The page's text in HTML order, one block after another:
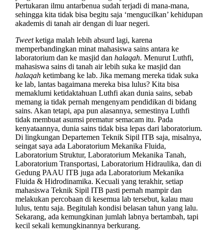
Pertukaran ilmu antarbenua sudah terjadi di mana-mana,
sehingga kita tidak bisa begitu saja ‘mengucilkan’ kehidupan
akademis di tanah air dengan di luar negeri.
Tweetketiga malah lebih absurd lagi, karena
memperbandingkan minat mahasiswa sains antara ke
laboratorium dan ke masjid dan halaqah. Menurut Luthfi,
mahasiswa sains di tanah air lebih suka ke masjid dan
halaqah ketimbang ke lab. Jika memang mereka tidak suka
ke lab, lantas bagaimana mereka bisa lulus? Kita bisa
memaklumi ketidaktahuan Luthfi akan dunia sains, sebab
memang ia tidak pernah mengenyam pendidikan di bidang
sains. Akan tetapi, apa pun alasannya, semestinya Luthfi
tidak membuat asumsi prematur semacam itu. Pada
kenyataannya, dunia sains tidak bisa lepas dari laboratorium.
Di lingkungan Departemen Teknik Sipil ITB saja, misalnya,
seingat saya ada Laboratorium Mekanika Fluida,
Laboratorium Struktur, Laboratorium Mekanika Tanah,
Laboratorium Transportasi, Laboratorium Hidraulika, dan di
Gedung PAAU ITB juga ada Laboratorium Mekanika
Fluida & Hidrodinamika. Kecuali yang terakhir, setiap
mahasiswa Teknik Sipil ITB pasti pernah mampir dan
melakukan percobaan di kesemua lab tersebut, kalau mau
lulus, tentu saja. Begitulah kondisi belasan tahun yang lalu.
Sekarang, ada kemungkinan jumlah labnya bertambah, tapi
kecil sekali kemungkinannya berkurang.